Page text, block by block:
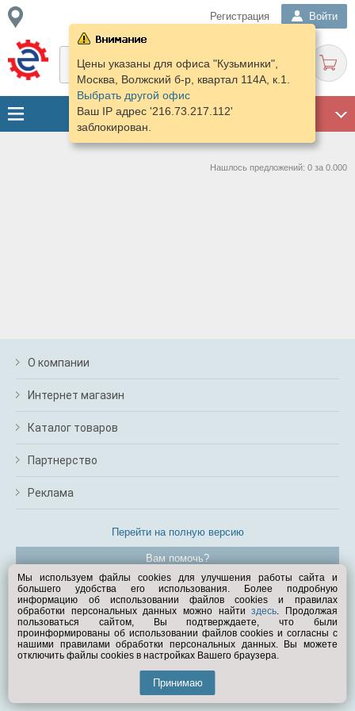
Регистрация Войти
Цены указаны для офиса "Кузьминки",
Москва, Волжский б-р, квартал 114А, к.1.
Выбрать другой офис
Ваш IP адрес '216.73.217.112'
заблокирован.
Нашлось предложений: 0 за 0.000
О компании
Интернет магазин
Каталог товаров
Партнерство
Реклама
Перейти на полную версию
Вам помочь?
© Exist.ru 1998—2026
Мы используем файлы cookies для улучшения работы сайта и
большего удобства его использования. Более подробную
информацию об использовании файлов cookies и правилах
обработки персональных данных можно найтиздесь. Продолжая
пользоваться сайтом, Вы подтверждаете, что были
проинформированы об использовании файлов cookies и согласны с
нашими правилами обработки персональных данных. Вы можете
отключить файлы cookies в настройках Вашего браузера.
Принимаю